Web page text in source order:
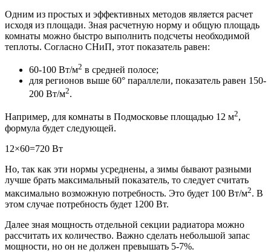
Одним из простых и эффективных методов является расчет
исходя из площади. Зная расчетную норму и общую площадь
комнаты можно быстро выполнить подсчеты необходимой
теплоты. Согласно СНиП, этот показатель равен:
60-100 Вт/м2 в средней полосе;
для регионов выше 60° параллели, показатель равен 150-
200 Вт/м2.
Например, для комнаты в Подмосковье площадью 12 м2,
формула будет следующей.
12×60=720 Вт
Но, так как эти нормы усреднены, а зимы бывают разными
лучше брать максимальный показатель, то следует считать
максимально возможную потребность. Это будет 100 Вт/м2. В
этом случае потребность будет 1200 Вт.
Далее зная мощность отдельной секции радиатора можно
рассчитать их количество. Важно сделать небольшой запас
мощности, но он не должен превышать 5-7%.